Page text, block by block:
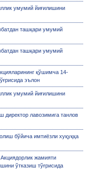
умумий йиғилишини
ташқари умумий
ташқари умумий
қўшимча 14-
эълон
умумий йиғилишини
директор лавозимига танлов
бўйича имтиёзли хуқуққа
жамияти
ўтказиш тўғрисида